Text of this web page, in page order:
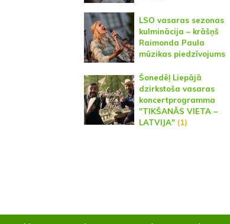
LSO vasaras sezonas
kulminācija – krāšņš
Raimonda Paula
mūzikas piedzīvojums
Šonedēļ Liepājā
dzirkstoša vasaras
koncertprogramma
"TIKŠANĀS VIETA –
LATVIJA"(1)